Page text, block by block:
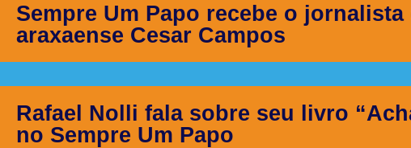
Sempre Um Papo recebe o
araxaense Cesar Campos
Rafael Nolli fala sobre seu livro
no Sempre Um Papo